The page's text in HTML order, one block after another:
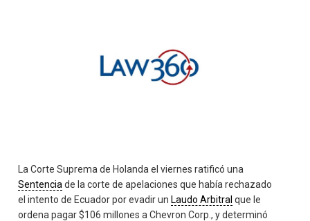
La Corte Suprema de Holanda el viernes ratificó una
Sentencia de la corte de apelaciones que había rechazado
el intento de Ecuador por evadir un Laudo Arbitral que le
ordena pagar $106 millones a Chevron Corp., y determinó